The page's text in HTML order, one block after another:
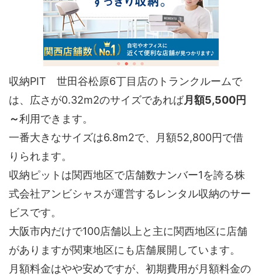
収納PIT 世田谷松原6丁目店のトランクルームで
は、広さが0.32m2のサイズであれば月額5,500円
～利用できます。
一番大きなサイズは6.8m2で、月額52,800円で借
りられます。
収納ピットは関西地区で店舗数ナンバー1を誇る株
式会社アンビシャスが運営するレンタル収納のサー
ビスです。
大阪市内だけで100店舗以上と主に関西地区に店舗
がありますが関東地区にも店舗展開しています。
月額料金はやや安めですが、初期費用が月額料金の